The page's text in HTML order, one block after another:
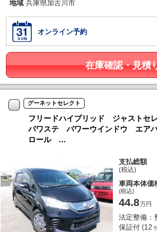
地域 兵庫県加古川市
オンライン予約
在庫確認・見積
グーネットセレクト
フリードハイブリッド ジャスト
パワステ パワーウインドウ エア
ロール ...
支払総額
(税込)
車両本体価
(税込)
44.8万円
法定整備：
保証付 (12